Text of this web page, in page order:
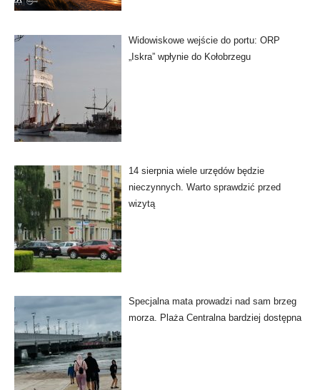
Widowiskowe wejście do portu: ORP
„Iskra” wpłynie do Kołobrzegu
14 sierpnia wiele urzędów będzie
nieczynnych. Warto sprawdzić przed
wizytą
Specjalna mata prowadzi nad sam brzeg
morza. Plaża Centralna bardziej dostępna